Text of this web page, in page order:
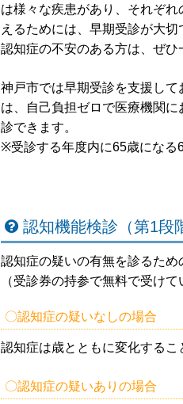
は様々な疾患があり、それぞ
えるためには、早期受診が大切
認知症の不安のある方は、ぜひ
神戸市では早期受診を支援し
は、自己負担ゼロで医療機関
診できます。
※受診する年度内に65歳になる
認知機能検診（第1段
認知症の疑いの有無を診るため
（受診券の持参で無料で受け
〇認知症の疑いなしの場合
認知症は歳とともに変化するこ
〇認知症の疑いありの場合